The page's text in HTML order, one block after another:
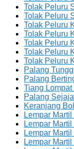
Tolak Peluru
Tolak Peluru
Tolak Peluru
Tolak Peluru
Tolak Peluru
Tolak Peluru
Tolak Peluru
Palang
Palang
Tiang
Palang
Keranjang
Lempar
Lempar
Lempar
Lempar